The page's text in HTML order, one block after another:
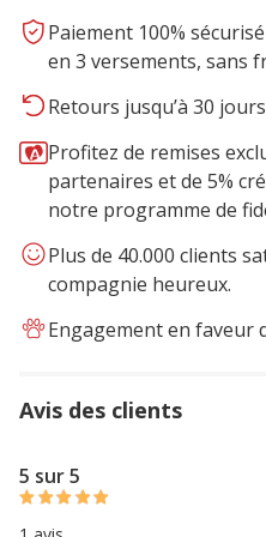
Paiement 100%
en 3 versements, sans
Retours jusqu’à 30
Profitez de remises
partenaires et de 5%
notre programme de
Plus de 40.000 clients
compagnie heureux.
Engagement en faveur
Avis des clients
5 sur 5
100% des personnes lont